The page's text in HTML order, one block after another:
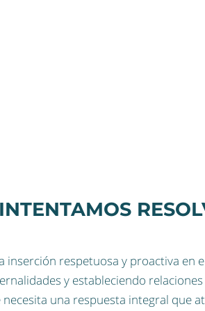
inserción respetuosa y proactiva en
y estableciendo
necesita una respuesta integral que